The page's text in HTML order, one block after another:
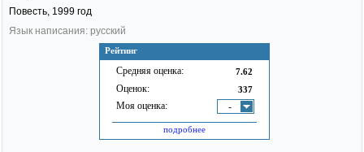
Рейтинг
Средняя оценка: 7.62
Оценок: 337
Моя оценка: -
подробнее
Повесть, 1999 год
Язык написания: русский